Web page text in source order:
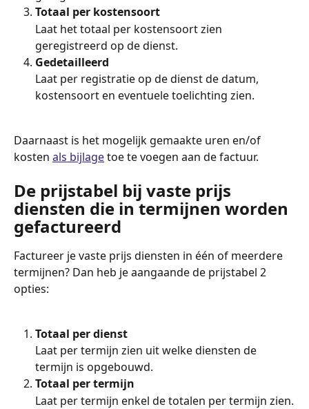
Totaal per kostensoort
Laat het totaal per kostensoort zien
geregistreerd op de dienst.
Gedetailleerd
Laat per registratie op de dienst de datum,
kostensoort en eventuele toelichting zien.
Daarnaast is het mogelijk gemaakte uren en/of
kosten als bijlage toe te voegen aan de factuur.
De prijstabel bij vaste prijs
diensten die in termijnen worden
gefactureerd
Factureer je vaste prijs diensten in één of meerdere
termijnen? Dan heb je aangaande de prijstabel 2
opties:
Totaal per dienst
Laat per termijn zien uit welke diensten de
termijn is opgebouwd.
Totaal per termijn
Laat per termijn enkel de totalen per termijn zien.